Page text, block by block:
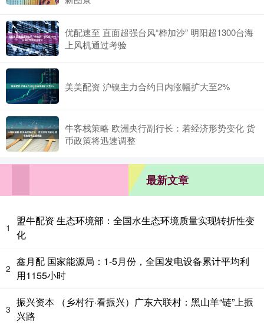
优配速至 直面超强台风“桦加沙” 明阳超1300台海
上风机通过考验
美美配资 沪镍主力合约日内涨幅扩大至2%
牛客栈策略 欧洲央行副行长：若经济形势变化 货
币政策将迅速调整
最新文章
1
盟牛配资 生态环境部：全国水生态环境质量实现转折性变
化
2
鑫月配 国家能源局：1-5月份，全国发电设备累计平均利
用1155小时
3
振兴资本 （乡村行·看振兴）广东六联村：黑山羊“链”上振
兴路